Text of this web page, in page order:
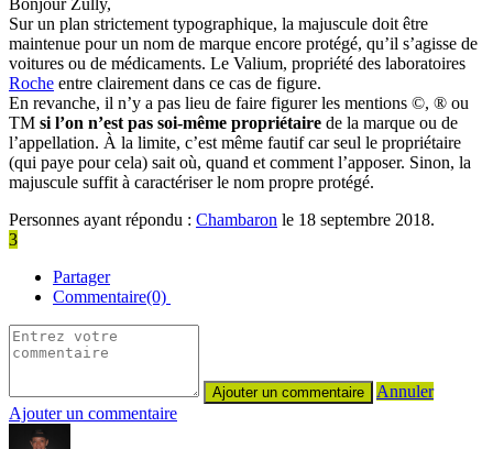
Sur un plan strictement typographique, la majuscule doit être
maintenue pour un nom de marque encore protégé, qu’il s’agisse de
voitures ou de médicaments. Le Valium, propriété des laboratoires
Roche entre clairement dans ce cas de figure.
En revanche, il n’y a pas lieu de faire figurer les mentions ©, ® ou
TM si l’on n’est pas soi-même propriétaire de la marque ou de
l’appellation. À la limite, c’est même fautif car seul le propriétaire
(qui paye pour cela) sait où, quand et comment l’apposer. Sinon, la
majuscule suffit à caractériser le nom propre protégé.
Personnes ayant répondu : Chambaron le 18 septembre 2018.
3
Partager
Commentaire(0)
Annuler
Ajouter un commentaire